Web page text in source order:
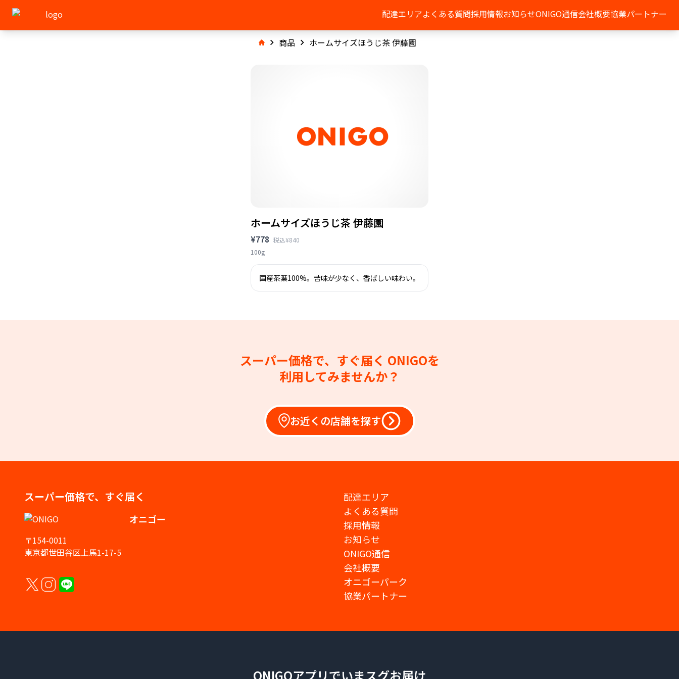
配達エリアよくある質問採用情報お知らせONIGO通信会社概要協業パートナー
商品 ホームサイズほうじ茶 伊藤園
ホームサイズほうじ茶 伊藤園
¥778 税込¥840
100g
国産茶葉100%。苦味が少なく、香ばしい味わい。
スーパー価格で、すぐ届く ONIGOを
利用してみませんか？
お近くの店舗を探す
スーパー価格で、すぐ届く
オニゴー
〒154-0011
東京都世田谷区上馬1-17-5
配達エリア
よくある質問
採用情報
お知らせ
ONIGO通信
会社概要
オニゴーパーク
協業パートナー
ONIGOアプリでいまスグお届け